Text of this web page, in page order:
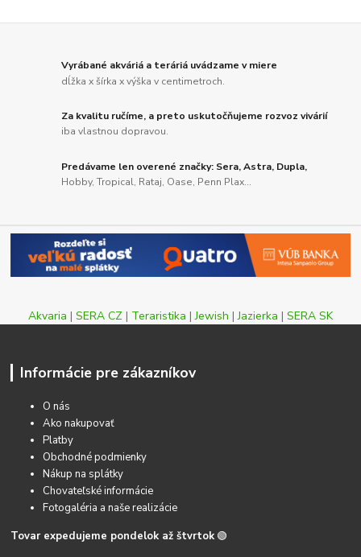
Vyrábané akváriá a teráriá uvádzame v miere
dĺžka x šírka x výška v centimetroch.
Za kvalitu ručíme, a preto uskutočňujeme rozvoz vivárií
iba vlastnou dopravou.
Predávame len overené značky: Sera, Astra, Dupla,
Hobby, Tropical, Rataj, Oase, Penn Plax...
Akvaria | SERA CZ | Teraristika |Jewish |Jazierka | SERA SK
Informácie pre zákazníkov
O nás
Ako nakupovať
Platby
Obchodné podmienky
Nákup na splátky
Chovateľské informácie
Fotogaléria a naše realizácie
Tovar expedujeme pondelok až štvrtok 🟢